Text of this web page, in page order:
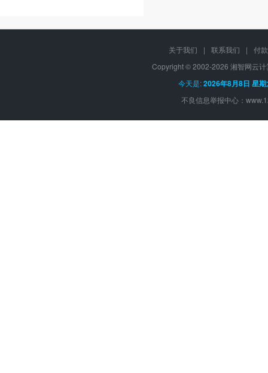
关于我们 | 联系我们 |
付
Copyright © 2002-2026 湘智网云
今天是:2026年8月8日 星
不良信息举报中心：